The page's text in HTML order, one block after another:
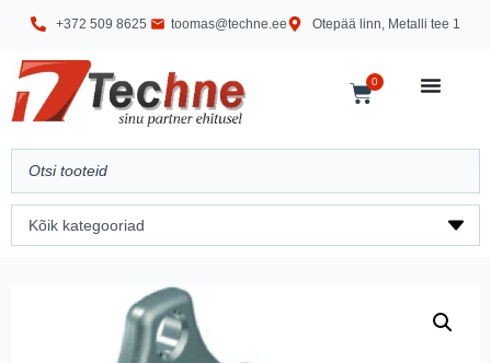
+372 509 8625 toomas@techne.ee Otepää linn, Metalli tee 1
0